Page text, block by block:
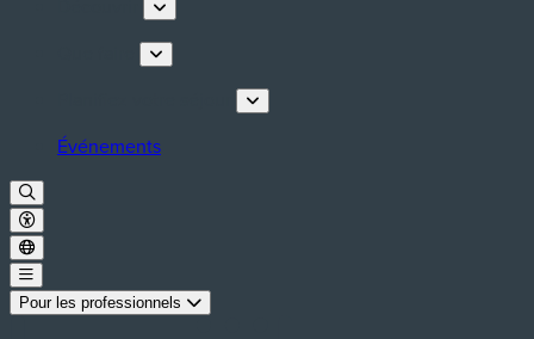
Événements
Pour les professionnels